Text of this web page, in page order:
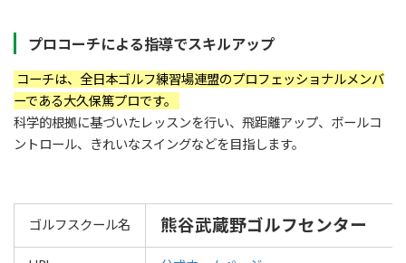
プロコーチによる指導でスキルアップ
コーチは、全日本ゴルフ練習場連盟のプロフェッショナルメンバ
ーである大久保篤プロです。
科学的根拠に基づいたレッスンを行い、飛距離アップ、ボールコ
ントロール、きれいなスイングなどを目指します。
ゴルフスクール名 熊谷武蔵野ゴルフセンター